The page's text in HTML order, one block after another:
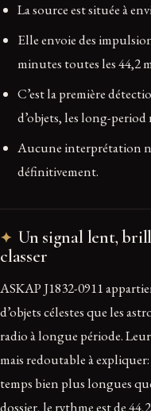
La source est située à
Elle envoie des
minutes toutes les 44,2
C’est la première
d’objets, les long-
Aucune interprétation
définitivement.
Un signal lent,
classer
ASKAP J1832-0911
d’objets célestes que les
radio à longue période.
mais redoutable à
temps bien plus longues
dossier, le rythme est de